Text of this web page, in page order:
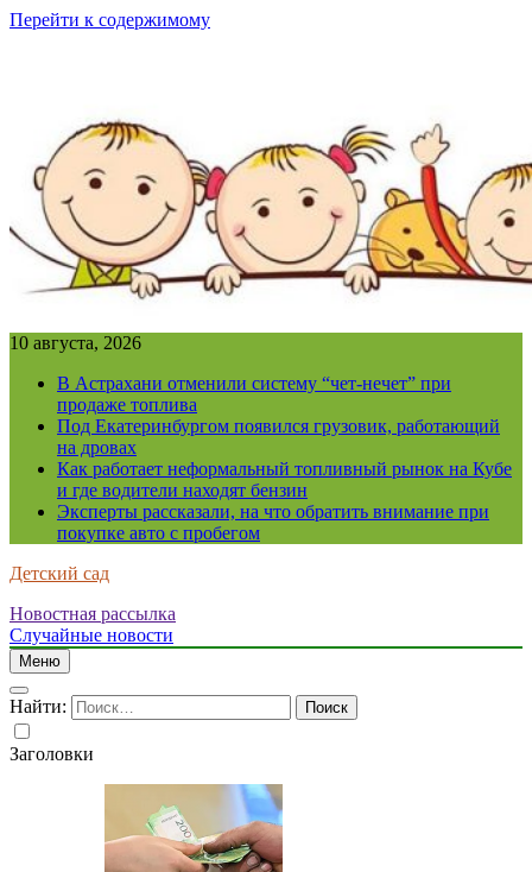
Перейти к содержимому
10 августа, 2026
В Астрахани отменили систему “чет-нечет” при
продаже топлива
Под Екатеринбургом появился грузовик, работающий
на дровах
Как работает неформальный топливный рынок на Кубе
и где водители находят бензин
Эксперты рассказали, на что обратить внимание при
покупке авто с пробегом
Детский сад
Новостная рассылка
Случайные новости
Меню
Найти:
Заголовки